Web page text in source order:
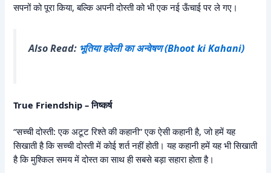
सपनों को पूरा किया, बल्कि अपनी दोस्ती को भी एक नई ऊँचाई पर ले गए।
Also Read: भूतिया हवेली का अन्वेषण (Bhoot ki Kahani)
True Friendship – निष्कर्ष
“सच्ची दोस्ती: एक अटूट रिश्ते की कहानी” एक ऐसी कहानी है, जो हमें यह
सिखाती है कि सच्ची दोस्ती में कोई शर्त नहीं होती। यह कहानी हमें यह भी सिखाती
है कि मुश्किल समय में दोस्त का साथ ही सबसे बड़ा सहारा होता है।